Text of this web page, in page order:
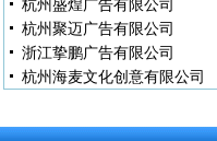
杭州盛煌广告有限公司
杭州聚迈广告有限公司
浙江挚鹏广告有限公司
杭州海麦文化创意有限公司